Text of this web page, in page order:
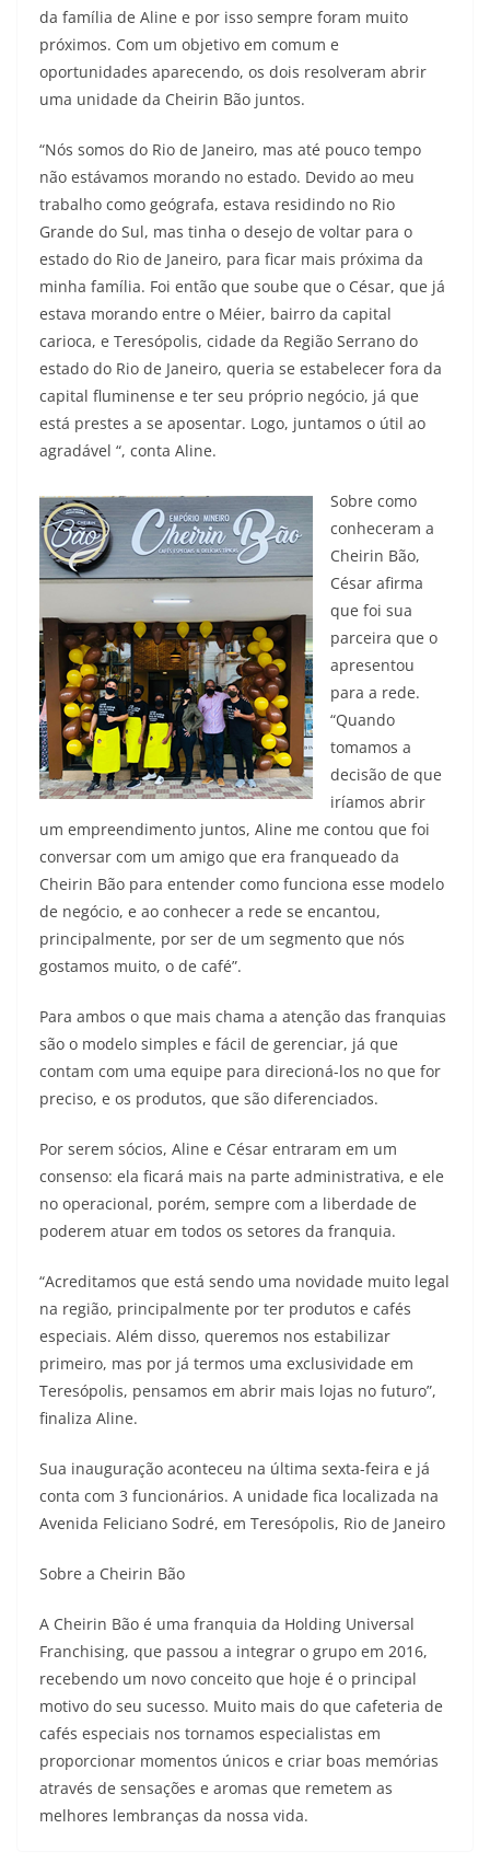
da família de Aline e por isso sempre foram muito
próximos. Com um objetivo em comum e
oportunidades aparecendo, os dois resolveram abrir
uma unidade da Cheirin Bão juntos.
“Nós somos do Rio de Janeiro, mas até pouco tempo
não estávamos morando no estado. Devido ao meu
trabalho como geógrafa, estava residindo no Rio
Grande do Sul, mas tinha o desejo de voltar para o
estado do Rio de Janeiro, para ficar mais próxima da
minha família. Foi então que soube que o César, que já
estava morando entre o Méier, bairro da capital
carioca, e Teresópolis, cidade da Região Serrano do
estado do Rio de Janeiro, queria se estabelecer fora da
capital fluminense e ter seu próprio negócio, já que
está prestes a se aposentar. Logo, juntamos o útil ao
agradável “, conta Aline.
Sobre como
conheceram a
Cheirin Bão,
César afirma
que foi sua
parceira que o
apresentou
para a rede.
“Quando
tomamos a
decisão de que
iríamos abrir
um empreendimento juntos, Aline me contou que foi
conversar com um amigo que era franqueado da
Cheirin Bão para entender como funciona esse modelo
de negócio, e ao conhecer a rede se encantou,
principalmente, por ser de um segmento que nós
gostamos muito, o de café”.
Para ambos o que mais chama a atenção das franquias
são o modelo simples e fácil de gerenciar, já que
contam com uma equipe para direcioná-los no que for
preciso, e os produtos, que são diferenciados.
Por serem sócios, Aline e César entraram em um
consenso: ela ficará mais na parte administrativa, e ele
no operacional, porém, sempre com a liberdade de
poderem atuar em todos os setores da franquia.
“Acreditamos que está sendo uma novidade muito legal
na região, principalmente por ter produtos e cafés
especiais. Além disso, queremos nos estabilizar
primeiro, mas por já termos uma exclusividade em
Teresópolis, pensamos em abrir mais lojas no futuro”,
finaliza Aline.
Sua inauguração aconteceu na última sexta-feira e já
conta com 3 funcionários. A unidade fica localizada na
Avenida Feliciano Sodré, em Teresópolis, Rio de Janeiro
Sobre a Cheirin Bão
A Cheirin Bão é uma franquia da Holding Universal
Franchising, que passou a integrar o grupo em 2016,
recebendo um novo conceito que hoje é o principal
motivo do seu sucesso. Muito mais do que cafeteria de
cafés especiais nos tornamos especialistas em
proporcionar momentos únicos e criar boas memórias
através de sensações e aromas que remetem as
melhores lembranças da nossa vida.